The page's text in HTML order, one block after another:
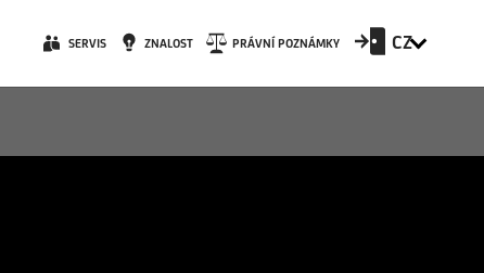
SERVIS ZNALOST PRÁVNÍ POZNÁMKY CZ